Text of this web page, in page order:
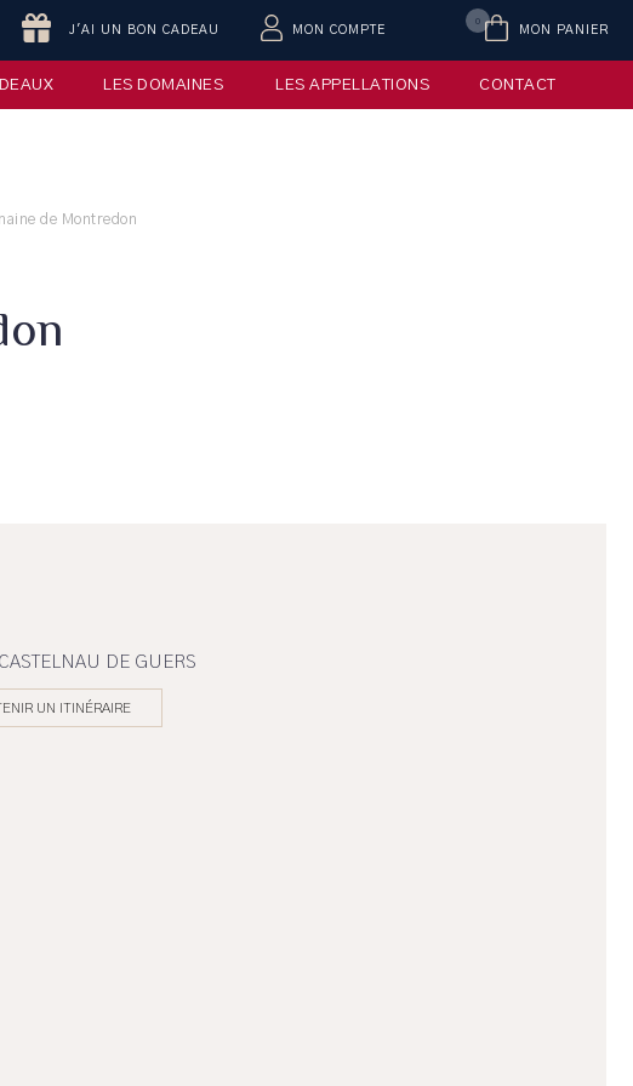
J'AI UN BON CADEAU MON COMPTE MON PANIER
0
LES DOMAINES LES APPELLATIONS CONTACT
de Montredon
DE GUERS
UN ITINÉRAIRE